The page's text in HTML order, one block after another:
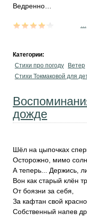
Ведренно…
Категории:
Стихи про погоду
Ветер
Стихи Токмаковой для
дожде
Шёл на цыпочках
Осторожно, мимо
А теперь... Держись,
Вон как старый клён
От боязни за себя,
За кафтан свой
Собственный напев